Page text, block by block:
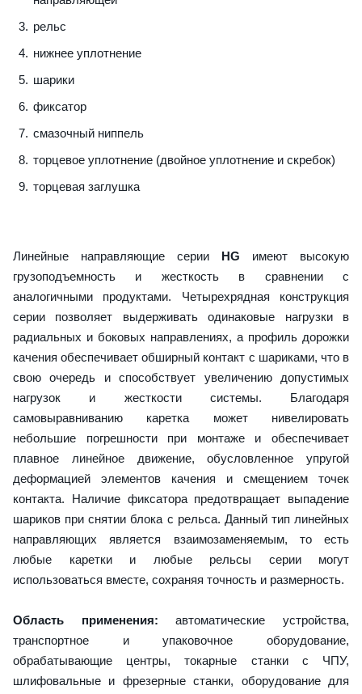
рельс
нижнее уплотнение
шарики
фиксатор
смазочный ниппель
торцевое уплотнение (двойное уплотнение и скребок)
торцевая заглушка
Линейные направляющие серии HG имеют высокую
грузоподъемность и жесткость в сравнении с
аналогичными продуктами. Четырехрядная конструкция
серии позволяет выдерживать одинаковые нагрузки в
радиальных и боковых направлениях, а профиль дорожки
качения обеспечивает обширный контакт с шариками, что в
свою очередь и способствует увеличению допустимых
нагрузок и жесткости системы. Благодаря
самовыравниванию каретка может нивелировать
небольшие погрешности при монтаже и обеспечивает
плавное линейное движение, обусловленное упругой
деформацией элементов качения и смещением точек
контакта. Наличие фиксатора предотвращает выпадение
шариков при снятии блока с рельса. Данный тип линейных
направляющих является взаимозаменяемым, то есть
любые каретки и любые рельсы серии могут
использоваться вместе, сохраняя точность и размерность.
Область применения: автоматические устройства,
транспортное и упаковочное оборудование,
обрабатывающие центры, токарные станки с ЧПУ,
шлифовальные и фрезерные станки, оборудование для